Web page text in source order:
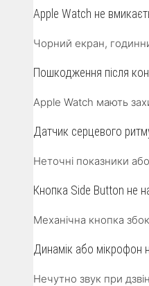
Apple Watch не
Чорний екран,
Пошкодження після
Apple Watch мають
Датчик серцевого
Неточні показники
Кнопка Side Button не
Механічна кнопка
Динамік або мікрофон
Нечутно звук при